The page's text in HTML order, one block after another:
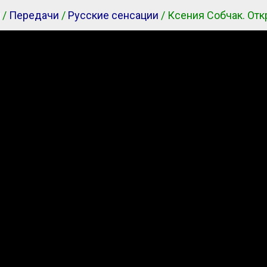
/ Передачи / Русские сенсации / Ксения Собчак.